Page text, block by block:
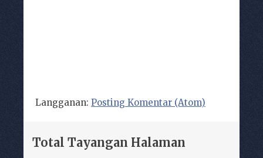
Langganan: Posting Komentar (Atom)
Total Tayangan Halaman